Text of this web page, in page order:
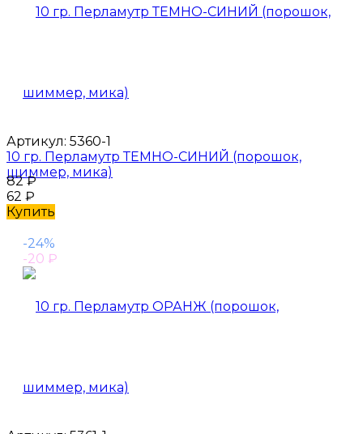
Артикул: 5360-1
10 гр. Перламутр ТЕМНО-СИНИЙ (порошок,
шиммер, мика)
82₽
62 ₽
Купить
-24%
-20 ₽